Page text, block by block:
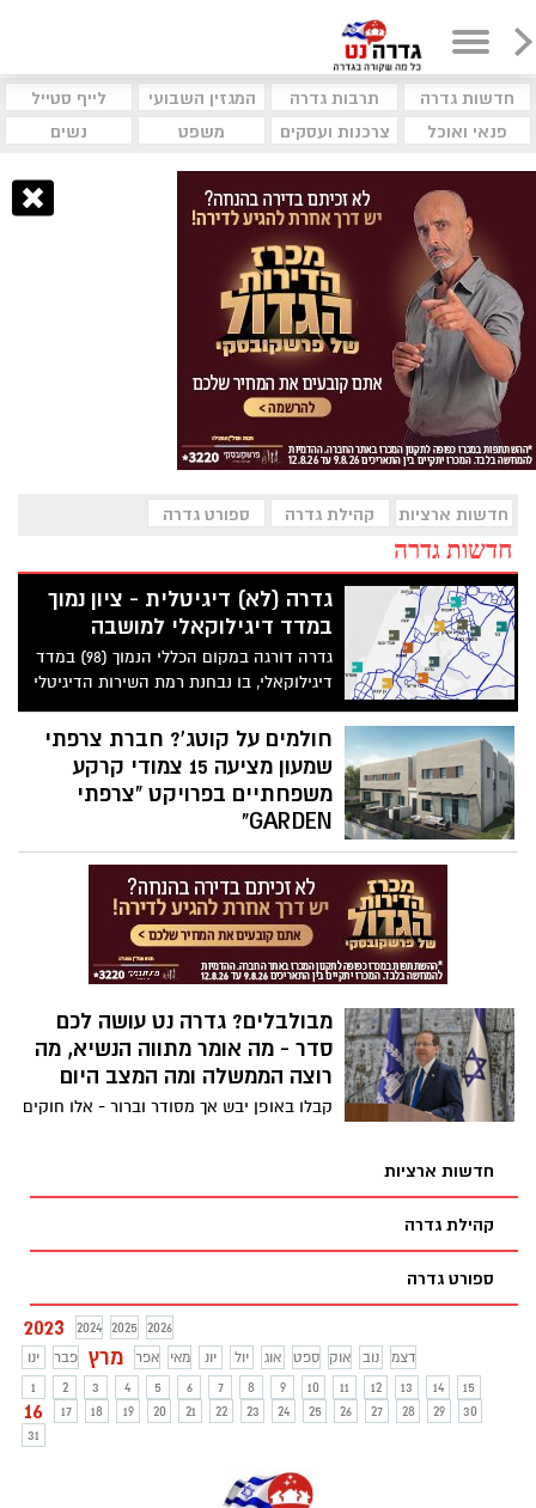
חדשות גדרה תרבות גדרה המגזין השבועי
לייף סטייל
פנאי ואוכל
צרכנות ועסקים משפט נשים
חדשות ארציות קהילת גדרה ספורט גדרה
חדשות גדרה
גדרה (לא) דיגיטלית - ציון נמוך
במדד דיגילוקאלי למושבה
גדרה דורגה במקום הכללי הנמוך (98) במדד
דיגילוקאלי, בו נבחנת רמת השירות הדיגיטלי
לתושב של המועצות והעיריות
חולמים על קוטג'? חברת צרפתי
שמעון מציעה 15 צמודי קרקע
משפחתיים בפרויקט "צרפתי
GARDEN"
חברת צרפתי שמעון מוציאה לשיווק את
שהיא בונה בשכונת נאות אשכול החדשה בגן
יבנה, ומציעה למכירה 15 יחידות דיור צמודות
קרקע במגוון טיפוסים. קולקציית הקוטג'ים
מגיעה במגוון רחב של דגמים: דו משפחתיים,
מבולבלים? גדרה נט עושה לכם
סדר - מה אומר מתווה הנשיא, מה
רוצה הממשלה ומה המצב היום
קבלו באופן יבש אך מסודר וברור - אלו חוקים
חדשות ארציות
קהילת גדרה
ספורט גדרה
2023 2024 2025
2026
ינו
פבר מרץ אפר מאי יונ יול אוג ספט אוק נוב
דצמ
1
2 3 4 5 6 7 8 9 10 11 12 13 14 15
16 17 18 19 20 21 22 23 24 25 26 27 28 29
30
31